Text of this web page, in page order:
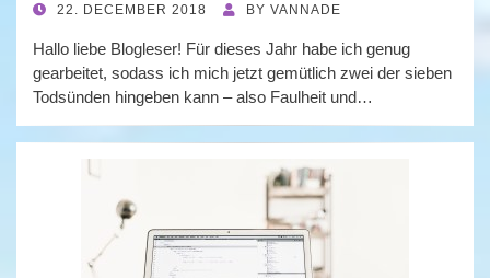
POSTED
22. DECEMBER 2018 BY VANNADE
Hallo liebe Blogleser! Für dieses Jahr habe ich genug
gearbeitet, sodass ich mich jetzt gemütlich zwei der sieben
Todsünden hingeben kann – also Faulheit und…